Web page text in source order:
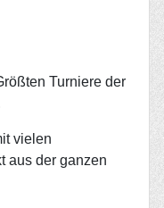
Turniere der
vielen
aus der ganzen